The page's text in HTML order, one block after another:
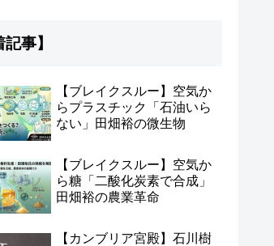
記事】
【ブレイクスルー】空気か
らプラスチック「石油いら
ない」田畑裕の微生物
【ブレイクスルー】空気か
ら糖「二酸化炭素で合成」
田畑裕の農業革命
【カンブリア宮殿】石川樹